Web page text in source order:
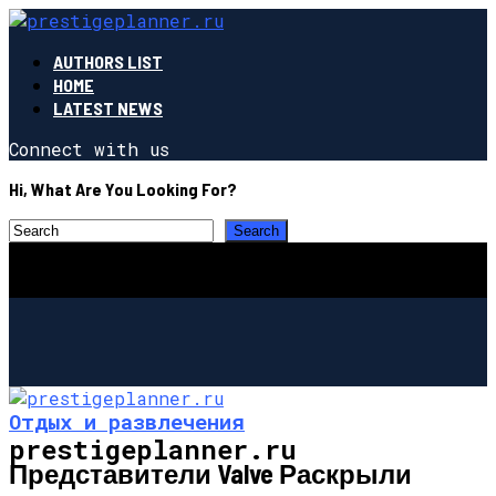
AUTHORS LIST
HOME
LATEST NEWS
Connect with us
Hi, What Are You Looking For?
prestigeplanner.ru
Отдых и развлечения
Представители Valve Раскрыли